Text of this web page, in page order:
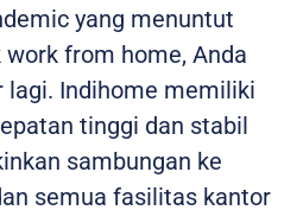
yang menuntut
from home, Anda
Indihome memiliki
tinggi dan stabil
sambungan ke
semua fasilitas kantor